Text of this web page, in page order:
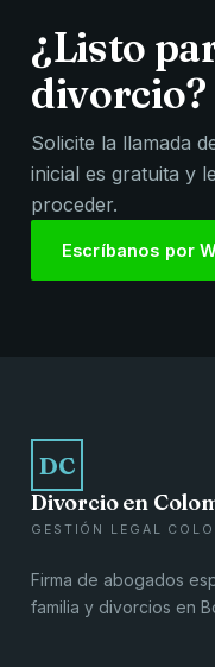
¿Listo
divorcio?
Solicite la llamada
inicial es gratuita y
proceder.
Escríbanos por
DC
Divorcio en
GESTIÓN LEGAL
Firma de abogados
familia y divorcios en